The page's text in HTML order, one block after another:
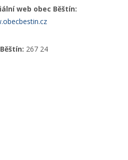
web obec Běštín:
Běštín: 267 24